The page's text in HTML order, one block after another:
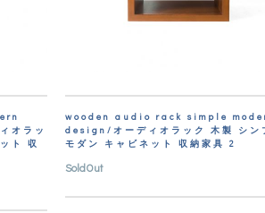
オラッ
ト 収
wooden audio rack simple
design/オーディオラック 木製 シン
モダン キャビネット 収納家具 2
SoldOut